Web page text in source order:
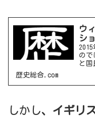
ウ
シ
ので
と
い
由主
歴史総合.com
しかし、イギリ